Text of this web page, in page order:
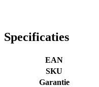
Specificaties
EAN
SKU
Garantie